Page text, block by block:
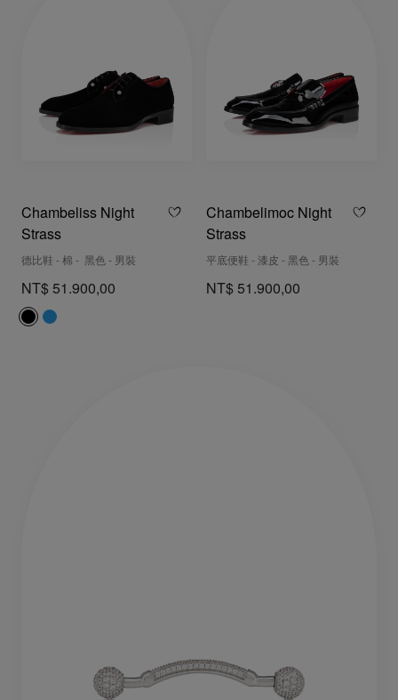
Chambeliss Night
Strass
德比鞋 - 棉 - 黑色 - 男裝
NT$ 51.900,00
Chambelimoc Night
Strass
平底便鞋 - 漆皮 - 黑色 - 男裝
NT$ 51.900,00